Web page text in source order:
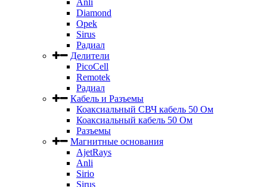
Anli
Diamond
Opek
Sirus
Радиал
Делители
PicoCell
Remotek
Радиал
Кабель и Разъемы
Коаксиальный СВЧ кабель 50 Ом
Коаксиальный кабель 50 Ом
Разъемы
Магнитные основания
AjetRays
Anli
Sirio
Sirus